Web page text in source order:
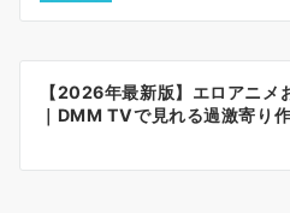
ン
【2026年最新版】エロアニメ
｜DMM TVで見れる過激寄り